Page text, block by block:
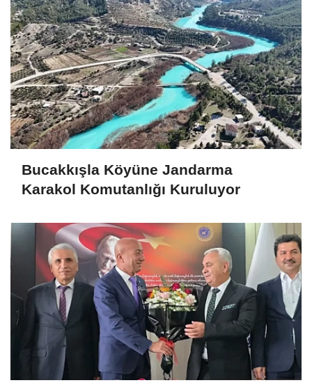
Bucakkışla Köyüne Jandarma
Karakol Komutanlığı Kuruluyor